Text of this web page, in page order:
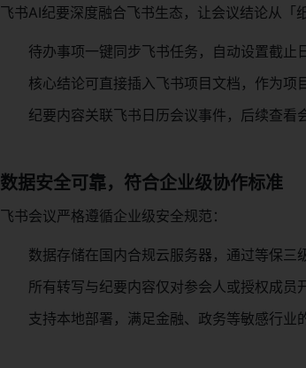
飞书AI纪要深度融合飞书生态，让会议结论从「
待办事项一键同步飞书任务，自动设置截止
核心结论可直接插入飞书项目文档，作为项
纪要内容关联飞书日历会议事件，后续查看
数据安全可靠，符合企业级协作标准
飞书会议严格遵循企业级安全规范：
数据存储在国内合规云服务器，通过等保三
所有转写与纪要内容仅对参会人或授权成员
支持本地部署，满足金融、政务等敏感行业